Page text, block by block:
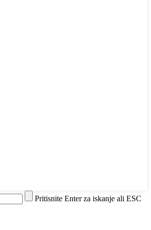
Pritisnite Enter za iskanje ali ESC